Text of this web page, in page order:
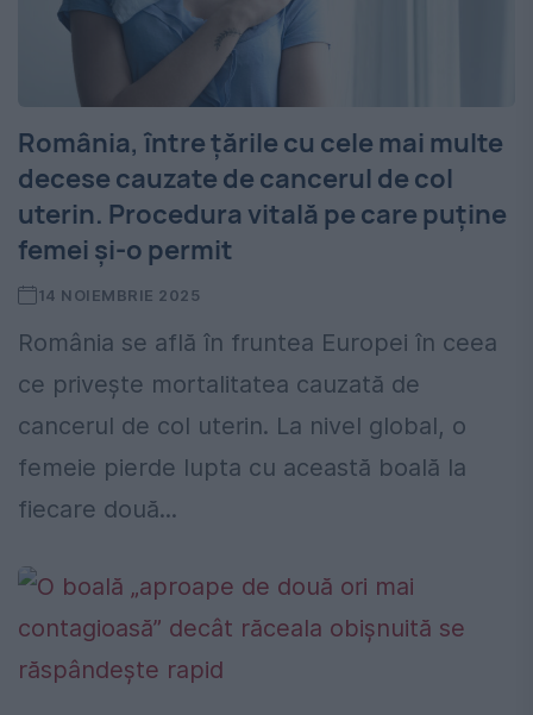
România, între țările cu cele mai multe
decese cauzate de cancerul de col
uterin. Procedura vitală pe care puține
femei și-o permit
14 NOIEMBRIE 2025
România se află în fruntea Europei în ceea
ce privește mortalitatea cauzată de
cancerul de col uterin. La nivel global, o
femeie pierde lupta cu această boală la
fiecare două...